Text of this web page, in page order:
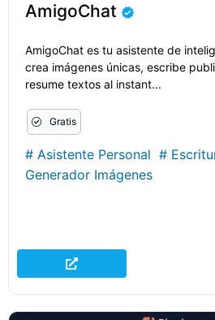
AmigoChat
AmigoChat es tu asistente de
crea imágenes únicas, escribe
resume textos al instant...
Gratis
# Asistente Personal #
Generador Imágenes